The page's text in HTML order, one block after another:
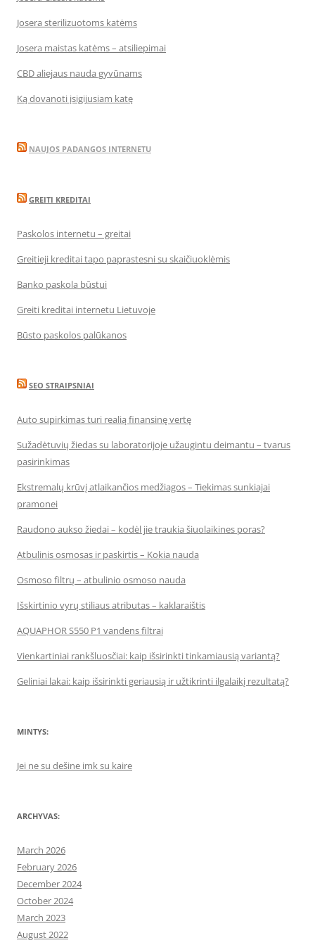
Josera sterilizuotoms katėms
Josera maistas katėms – atsiliepimai
CBD aliejaus nauda gyvūnams
Ką dovanoti įsigijusiam katę
NAUJOS PADANGOS INTERNETU
GREITI KREDITAI
Paskolos internetu – greitai
Greitieji kreditai tapo paprastesni su skaičiuoklėmis
Banko paskola būstui
Greiti kreditai internetu Lietuvoje
Būsto paskolos palūkanos
SEO STRAIPSNIAI
Auto supirkimas turi realią finansinę vertę
Sužadėtuvių žiedas su laboratorijoje užaugintu deimantu – tvarus
pasirinkimas
Ekstremalų krūvį atlaikančios medžiagos – Tiekimas sunkiajai
pramonei
Raudono aukso žiedai – kodėl jie traukia šiuolaikines poras?
Atbulinis osmosas ir paskirtis – Kokia nauda
Osmoso filtrų – atbulinio osmoso nauda
Išskirtinio vyrų stiliaus atributas – kaklaraištis
AQUAPHOR S550 P1 vandens filtrai
Vienkartiniai rankšluosčiai: kaip išsirinkti tinkamiausią variantą?
Geliniai lakai: kaip išsirinkti geriausią ir užtikrinti ilgalaikį rezultatą?
MINTYS:
Jei ne su dešine imk su kaire
ARCHYVAS:
March 2026
February 2026
December 2024
October 2024
March 2023
August 2022